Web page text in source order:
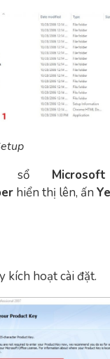
sổ
hiển thị lên, ấn
kích hoạt cài đặt.